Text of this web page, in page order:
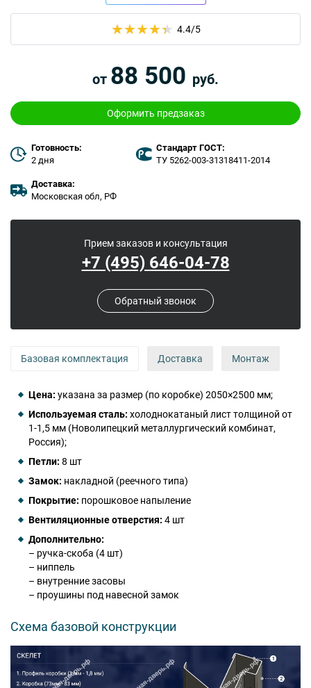
ПРЕМИАЛЬНЫЕ ДВЕРИ, pdf (2,8 МБ)
4.4/5
от 88 500 руб.
Оформить предзаказ
Готовность:
2 дня
Стандарт ГОСТ:
ТУ 5262-003-31318411-2014
Доставка:
Московская обл, РФ
Прием заказов и консультация
+7 (495) 646-04-78
Обратный звонок
Базовая комплектация Доставка Монтаж
Цена: указана за размер (по коробке) 2050×2500 мм;
Используемая сталь: холоднокатаный лист толщиной от
1-1,5 мм (Новолипецкий металлургический комбинат,
Россия);
Петли: 8 шт
Замок: накладной (реечного типа)
Покрытие: порошковое напыление
Вентиляционные отверстия: 4 шт
Дополнительно:
– ручка-скоба (4 шт)
– ниппель
– внутренние засовы
– проушины под навесной замок
Схема базовой конструкции